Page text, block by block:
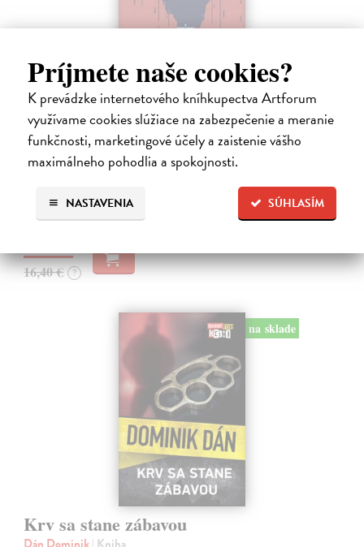
Príjmete naše cookies?
K prevádzke internetového kníhkupectva Artforum
využívame cookies slúžiace na zabezpečenie a meranie
funkčnosti, marketingové účely a zaistenie vášho
maximálneho pohodlia a spokojnosti.
SÚHLASÍM
NASTAVENIA
Tramwaj na Sachsenberg
Sagitarius Petr| Kniha
Tramwaj Cafe je kavárna v polském Těšíně a zároveň místo, kde se
sbíhají všechny nitky související s dalším brutálním zločinem, který
16,40 € ?
na sklade
Krv sa stane zábavou